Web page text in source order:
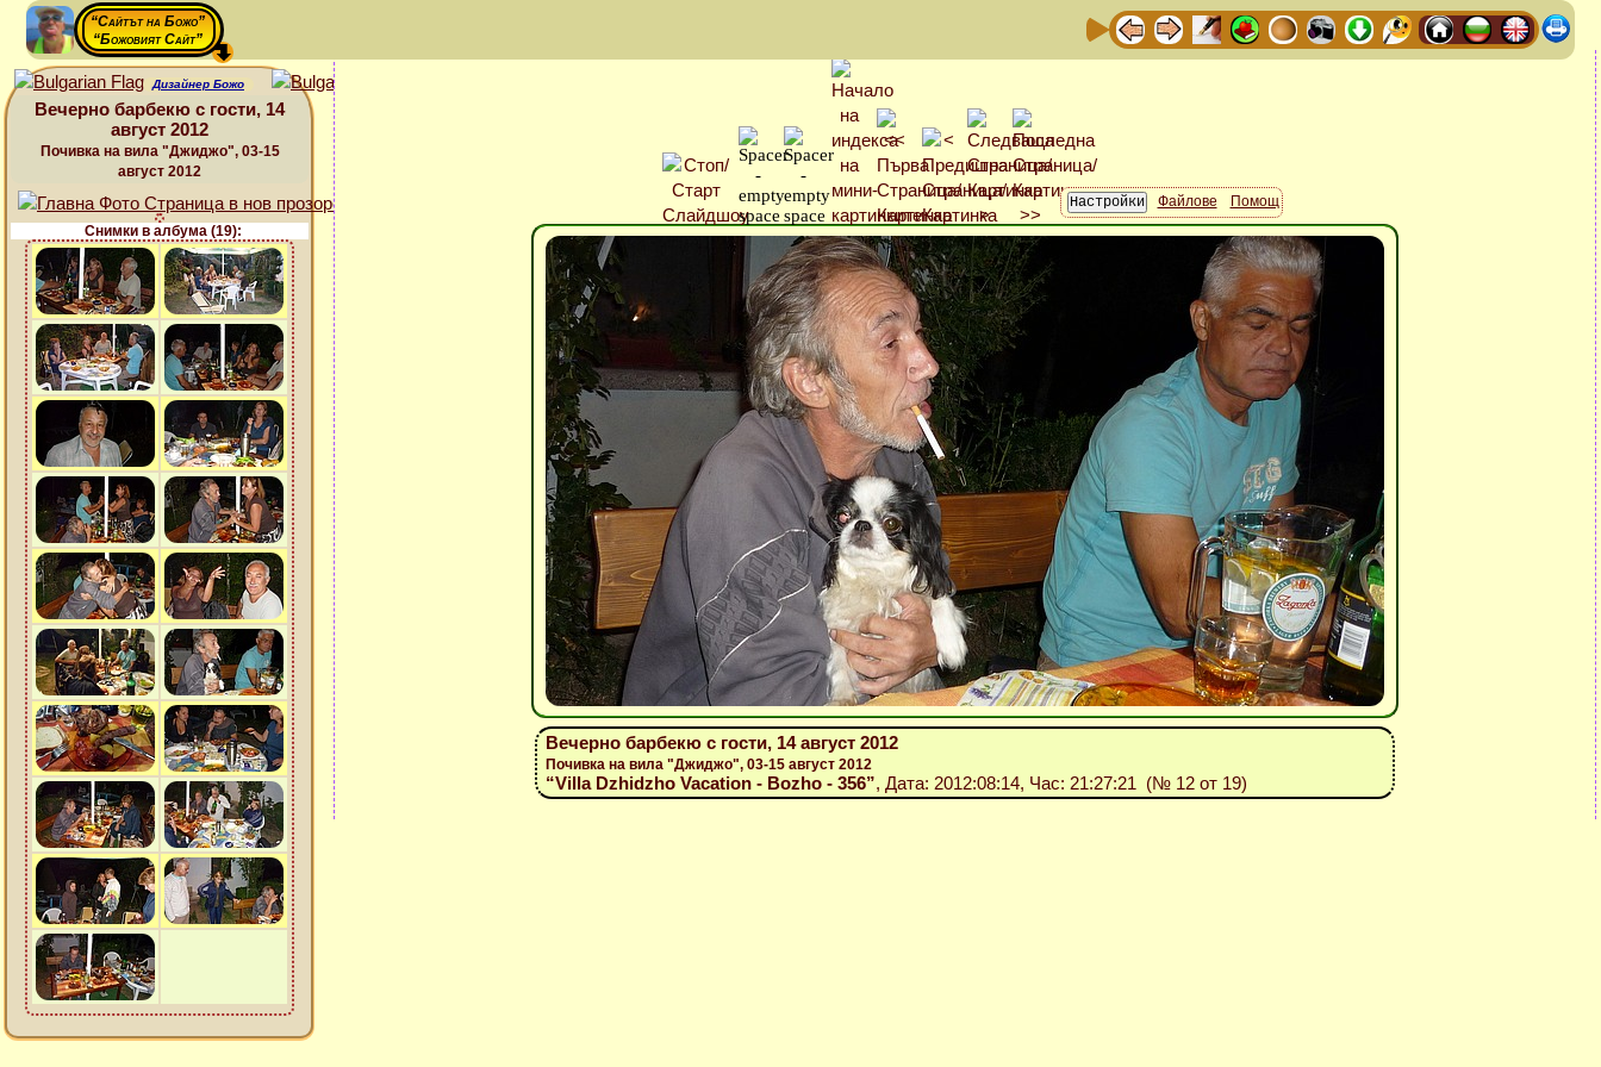
“Сайтът на Божо”
“Божовият Сайт”
Дизайнер Божо
Вечерно барбекю с гости, 14
август 2012
Почивка на вила "Джиджо", 03-15
август 2012
Снимки в албума (19):
Файлове Помощ
Вечерно барбекю с гости, 14 август 2012
Почивка на вила "Джиджо", 03-15 август 2012
“Villa Dzhidzho Vacation - Bozho - 356”, Дата: 2012:08:14, Час: 21:27:21 (№ 12 от 19)